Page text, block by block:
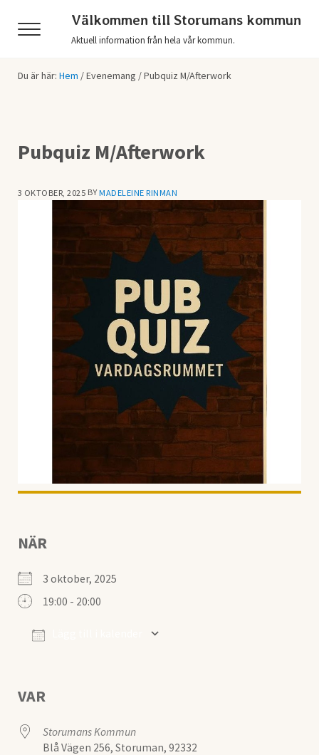
Menu
Välkommen till Storumans kommun
Aktuell information från hela vår kommun.
Du är här: Hem /Evenemang /Pubquiz M/Afterwork
Pubquiz M/Afterwork
3 OKTOBER, 2025 BYMADELEINE RINMAN
NÄR
3 oktober, 2025
19:00 - 20:00
VAR
Storumans Kommun
Blå Vägen 256, Storuman, 92332